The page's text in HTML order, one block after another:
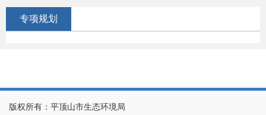
专项规划
版权所有：平顶山市生态环境局